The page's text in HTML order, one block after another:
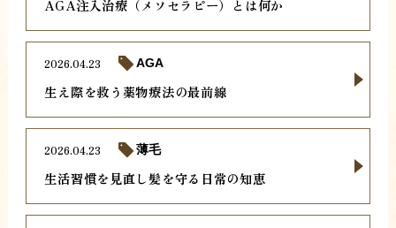
AGA注入治療（メソセラピー）とは何か
生え際を救う薬物療法の最前線
2026.04.23 AGA
生活習慣を見直し髪を守る日常の知恵
2026.04.23 薄毛